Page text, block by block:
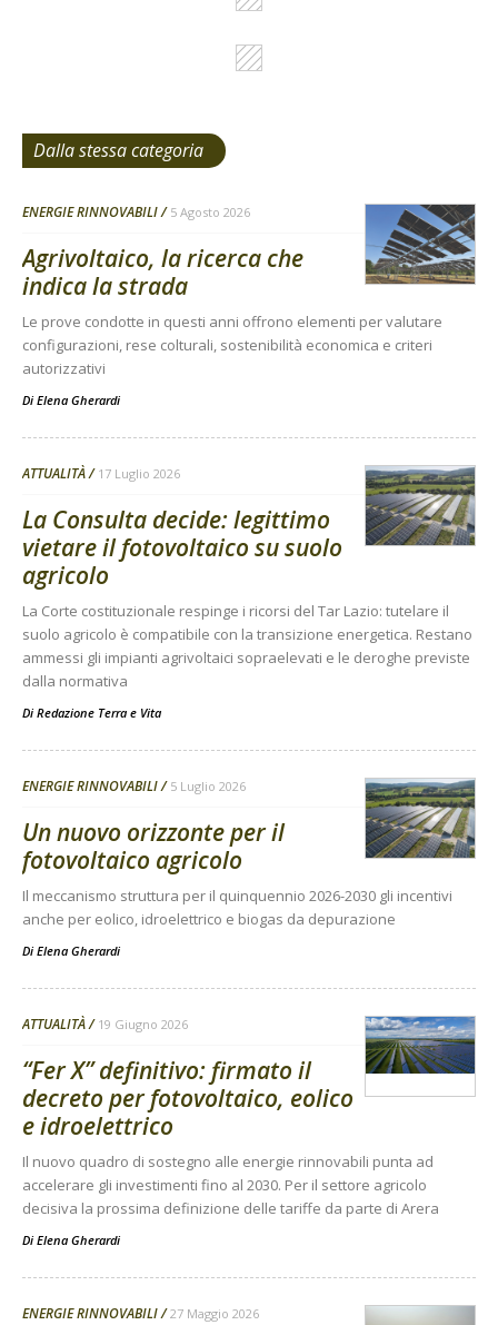
Dalla stessa categoria
ENERGIE RINNOVABILI 5 Agosto 2026
Agrivoltaico, la ricerca che
indica la strada
Le prove condotte in questi anni offrono elementi per valutare
configurazioni, rese colturali, sostenibilità economica e criteri
autorizzativi
Di Elena Gherardi
ATTUALITÀ 17 Luglio 2026
La Consulta decide: legittimo
vietare il fotovoltaico su suolo
agricolo
La Corte costituzionale respinge i ricorsi del Tar Lazio: tutelare il
suolo agricolo è compatibile con la transizione energetica. Restano
ammessi gli impianti agrivoltaici sopraelevati e le deroghe previste
dalla normativa
Di Redazione Terra e Vita
ENERGIE RINNOVABILI 5 Luglio 2026
Un nuovo orizzonte per il
fotovoltaico agricolo
Il meccanismo struttura per il quinquennio 2026-2030 gli incentivi
anche per eolico, idroelettrico e biogas da depurazione
Di Elena Gherardi
ATTUALITÀ 19 Giugno 2026
“Fer X” definitivo: firmato il
decreto per fotovoltaico, eolico
e idroelettrico
Il nuovo quadro di sostegno alle energie rinnovabili punta ad
accelerare gli investimenti fino al 2030. Per il settore agricolo
decisiva la prossima definizione delle tariffe da parte di Arera
Di Elena Gherardi
ENERGIE RINNOVABILI 27 Maggio 2026